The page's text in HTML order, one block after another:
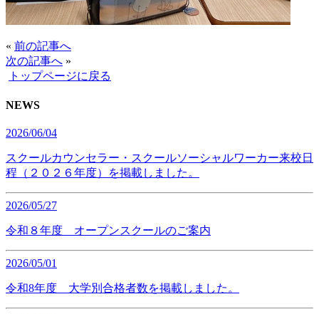
« 前の記事へ
次の記事へ »
トップページに戻る
NEWS
2026/06/04
スクールカウンセラー・スクールソーシャルワーカー来校日
程（２０２６年度）を掲載しました。
2026/05/27
令和８年度 オープンスクールのご案内
2026/05/01
令和8年度 大学別合格者数を掲載しました。